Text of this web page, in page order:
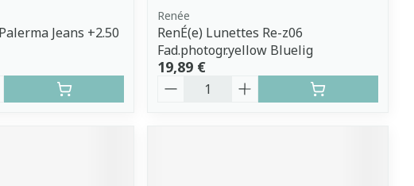
Jeans +2.50
Renée
RenÉ(e) Lunettes Re-z06
Fad.photogr.yellow Bluelig
19,89 €
Quantité